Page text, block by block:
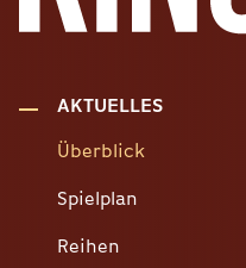
AKTUELLES
Überblick
Spielplan
Reihen